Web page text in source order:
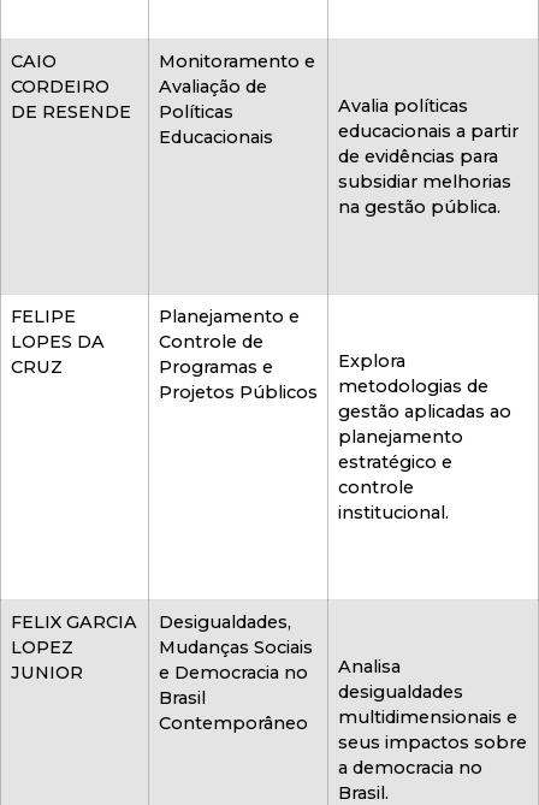
CAIO
CORDEIRO
DE RESENDE
Monitoramento e
Avaliação de
Políticas
Educacionais
Avalia políticas
educacionais a partir
de evidências para
subsidiar melhorias
na gestão pública.
FELIPE
LOPES DA
CRUZ
Planejamento e
Controle de
Programas e
Projetos Públicos
Explora
metodologias de
gestão aplicadas ao
planejamento
estratégico e
controle
institucional.
FELIX GARCIA
LOPEZ
JUNIOR
Desigualdades,
Mudanças Sociais
e Democracia no
Brasil
Contemporâneo
Analisa
desigualdades
multidimensionais e
seus impactos sobre
a democracia no
Brasil.